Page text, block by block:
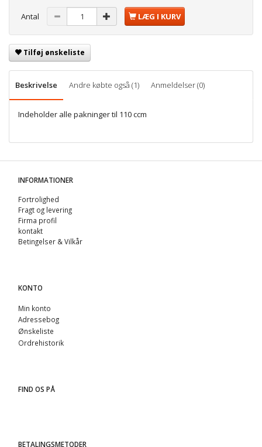
Antal LÆG I KURV
Tilføj ønskeliste
Beskrivelse Andre købte også (1) Anmeldelser (0)
Indeholder alle pakninger til 110 ccm
INFORMATIONER
Fortrolighed
Fragt og levering
Firma profil
kontakt
Betingelser & Vilkår
KONTO
Min konto
Adressebog
Ønskeliste
Ordrehistorik
FIND OS PÅ
BETALINGSMETODER